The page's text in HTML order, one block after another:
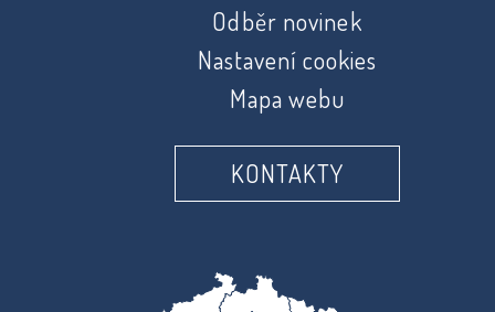
Odběr novinek
Nastavení cookies
Mapa webu
KONTAKTY